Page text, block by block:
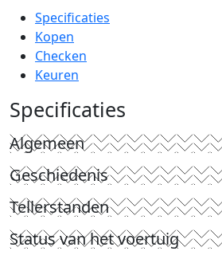
Specificaties
Kopen
Checken
Keuren
Specificaties
Algemeen
Geschiedenis
Tellerstanden
Status van het voertuig